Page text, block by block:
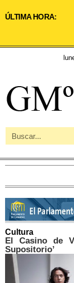
ÚLTIMA HORA:
Cultura
El Casino de
Supositorio’